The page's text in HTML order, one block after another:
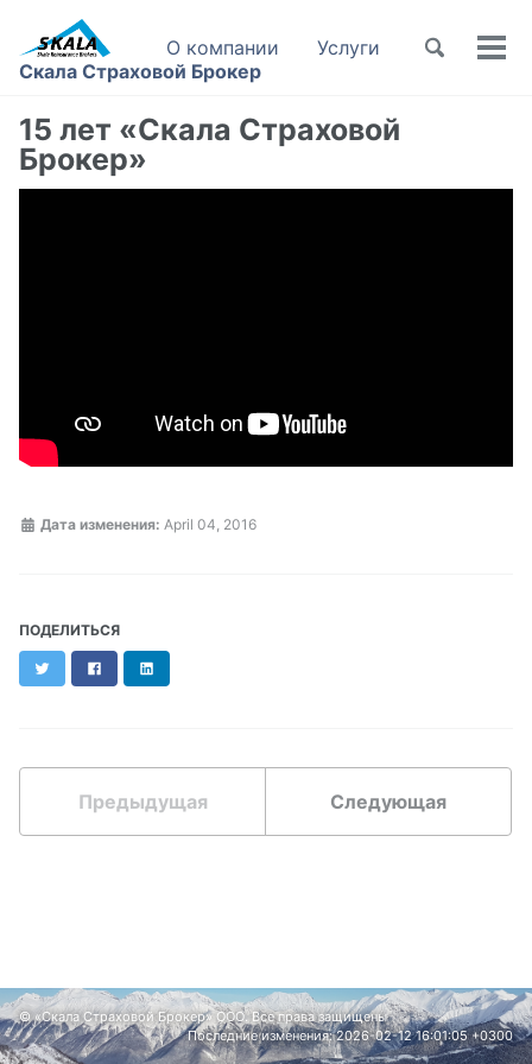
Скала Страховой Брокер
О компании Услуги
Toggle
15 лет «Скала Страховой
Брокер»
Дата изменения: April 04, 2016
ПОДЕЛИТЬСЯ
Twitter Facebook
Предыдущая Следующая
© «Скала Страховой Брокер» ООО. Все права защищены
Последние изменения: 2026-02-12 16:01:05 +0300